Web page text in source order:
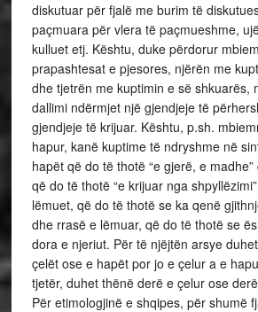
diskutuar për fjalë me burim të
paçmuara për vlera të paçmueshme,
kulluet etj. Kështu, duke përdorur
prapashtesat e pjesores, njërën me
dhe tjetrën me kuptimin e së shkuarës,
dallimi ndërmjet një gjendjeje të
gjendjeje të krijuar. Kështu, p.sh.
hapur, kanë kuptime të ndryshme në
hapët që do të thotë “e gjerë, e
që do të thotë “e krijuar nga
lëmuet, që do të thotë se ka qenë
dhe rrasë e lëmuar, që do të thotë se
dora e njeriut. Për të njëjtën arsye
çelët ose e hapët por jo e çelur a e
tjetër, duhet thënë derë e çelur ose
Për etimologjinë e shqipes, për shumë